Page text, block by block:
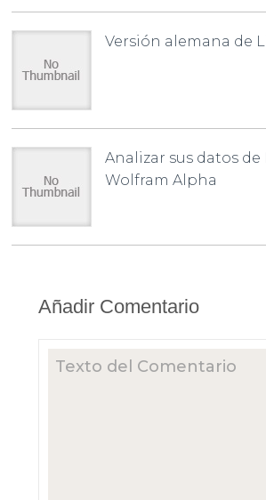
Versión alemana de
Analizar sus datos
Wolfram Alpha
Añadir Comentario